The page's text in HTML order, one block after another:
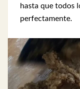
hasta que todos
perfectamente.